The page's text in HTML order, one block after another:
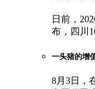
日前，
布，四川
一头猪的增
8月3日，